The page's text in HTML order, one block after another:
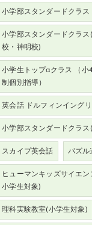
小学部スタンダードクラス
小学部スタンダードクラ
校・神明校)
小学生トップαクラス （
制個別指導）
英会話 ドルフィンイング
小学部スタンダードクラ
スカイプ英会話
パズ
ヒューマンキッズサイエ
小学生対象)
理科実験教室(小学生対象)